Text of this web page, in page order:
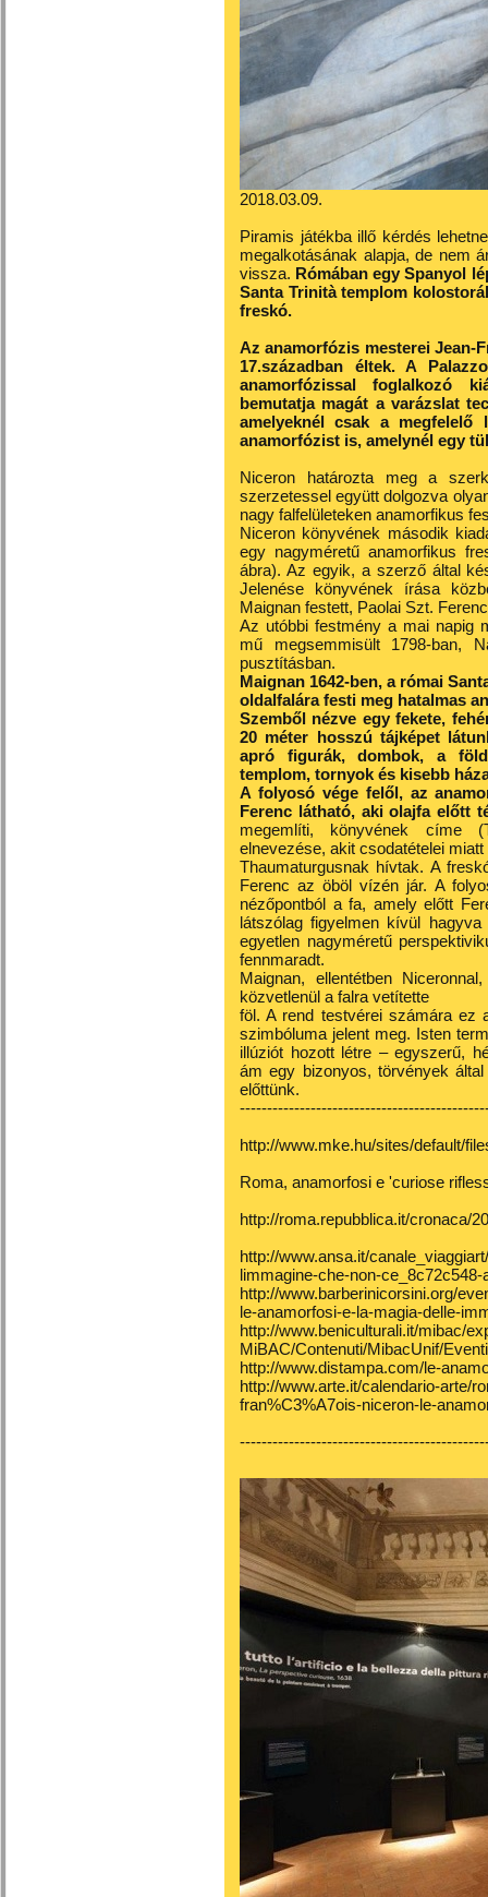
2018.03.09.
Piramis játékba illő kérdés
megalkotásának alapja, de nem
vissza. Rómában egy Spanyol
Santa Trinità templom
freskó.
Az anamorfózis mesterei Jean-
17.században éltek. A
anamorfózissal foglalkozó
bemutatja magát a varázslat
amelyeknél csak a
anamorfózist is, amelynél egy
Niceron határozta meg a
szerzetessel együtt dolgozva
nagy falfelületeken anamorfikus
Niceron könyvének második
egy nagyméretű anamorfikus
ábra). Az egyik, a szerző által
Jelenése könyvének írása
Maignan festett, Paolai Szt.
Az utóbbi festmény a mai napig
mű megsemmisült 1798-ban,
pusztításban.
Maignan 1642-ben, a római
oldalfalára festi meg hatalmas
Szemből nézve egy fekete,
20 méter hosszú tájképet
apró figurák, dombok, a
templom, tornyok és kisebb
A folyosó vége felől, az
Ferenc látható, aki olajfa előtt
megemlíti, könyvének címe
elnevezése, akit csodatételei miatt
Thaumaturgusnak hívtak. A
Ferenc az öböl vízén jár. A
nézőpontból a fa, amely előtt
látszólag figyelmen kívül
egyetlen nagyméretű
fennmaradt.
Maignan, ellentétben
közvetlenül a falra vetítette
föl. A rend testvérei számára ez
szimbóluma jelent meg. Isten
illúziót hozott létre – egyszerű,
ám egy bizonyos, törvények
előttünk.
http://www.mke.hu/sites/default/
Roma, anamorfosi e 'curiose
http://roma.repubblica.it/cronaca/
http://www.ansa.it/
limmagine-che-non-
http://www.barberinicorsini.org/
le-anamorfosi-e-la-magia-delle-
http://www.beniculturali.it/mibac/
MiBAC/Contenuti/MibacUnif/
http://www.distampa.com/le-
http://www.arte.it/calendario-arte/
fran%C3%A7ois-niceron-le-